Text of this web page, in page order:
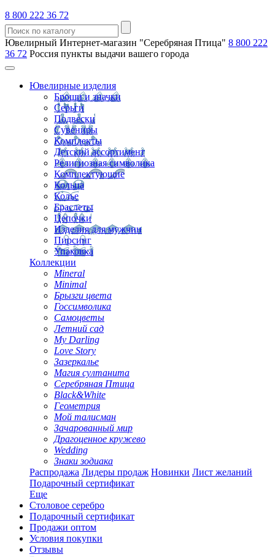
8 800 222 36 72
Ювелирный Интернет-магазин "Серебряная Птица" 8 800 222
36 72 Россия пункты выдачи вашего города
Ювелирные изделия
Броши и значки
Серьги
Подвески
Сувениры
Комплекты
Детский ассортимент
Религиозная символика
Комплектующие
Кольца
Колье
Браслеты
Цепочки
Изделия для мужчин
Пирсинг
Упаковка
Коллекции
Mineral
Minimal
Брызги цвета
Госсимволика
Самоцветы
Летний сад
My Darling
Love Story
Зазеркалье
Магия султанита
Серебряная Птица
Black&White
Геометрия
Мой талисман
Зачарованный мир
Драгоценное кружево
Wedding
Знаки зодиака
Распродажа Лидеры продаж Новинки Лист желаний
Подарочный сертификат
Еще
Столовое серебро
Подарочный сертификат
Продажи оптом
Условия покупки
Отзывы